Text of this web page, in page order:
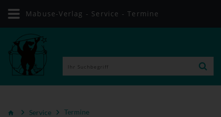
Service Termine
Mabuse-Verlag - Service - Termine